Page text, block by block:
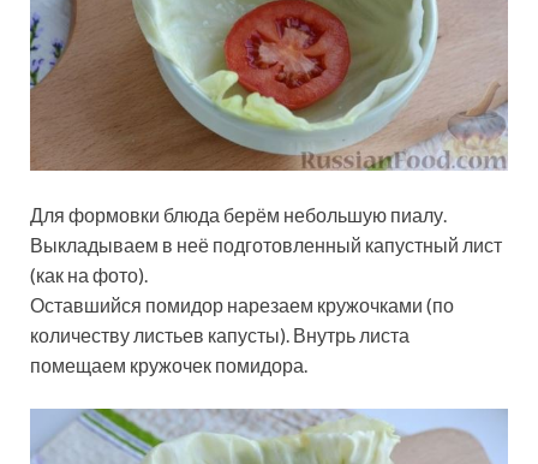
Для формовки блюда берём небольшую пиалу.
Выкладываем в неё подготовленный капустный лист
(как на фото).
Оставшийся помидор нарезаем кружочками (по
количеству листьев капусты). Внутрь листа
помещаем кружочек помидора.